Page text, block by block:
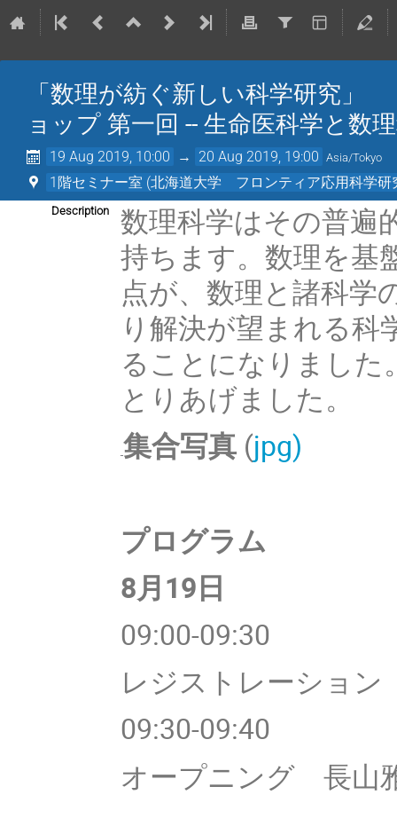
「数理が紡ぐ新し
ョップ 第一回 -- 生命医科学と数
19 Aug 2019, 10:00 → 20 Aug 2019, 19:00 Asia/Tokyo
1階セミナー室 (北海道大学 フロンティア応用科学
Description
数理科学はその普遍
持ちます。数理を基
点が、数理と諸科学
り解決が望まれる科
ることになりました
とりあげました。
集合写真 (jpg)
プログラム
8月19日
09:00-09:30
レジストレーション
09:30-09:40
オープニング 長山